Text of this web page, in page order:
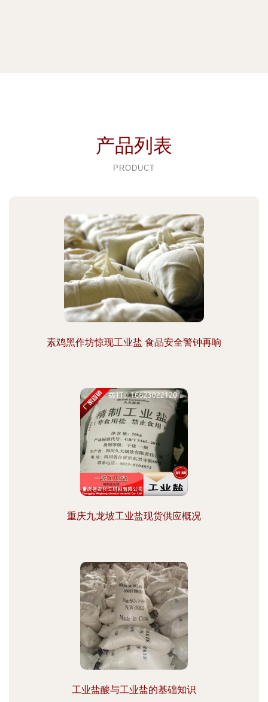
产品列表
PRODUCT
素鸡黑作坊惊现工业盐 食品安全警钟再响
重庆九龙坡工业盐现货供应概况
工业盐酸与工业盐的基础知识